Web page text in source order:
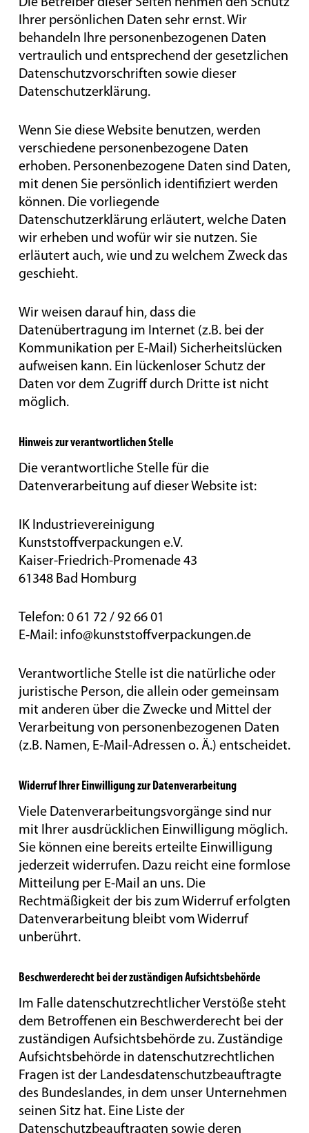
Die Betreiber dieser Seiten nehmen den Schutz
Ihrer persönlichen Daten sehr ernst. Wir
behandeln Ihre personenbezogenen Daten
vertraulich und entsprechend der gesetzlichen
Datenschutzvorschriften sowie dieser
Datenschutzerklärung.
Wenn Sie diese Website benutzen, werden
verschiedene personenbezogene Daten
erhoben. Personenbezogene Daten sind Daten,
mit denen Sie persönlich identifiziert werden
können. Die vorliegende
Datenschutzerklärung erläutert, welche Daten
wir erheben und wofür wir sie nutzen. Sie
erläutert auch, wie und zu welchem Zweck das
geschieht.
Wir weisen darauf hin, dass die
Datenübertragung im Internet (z.B. bei der
Kommunikation per E-Mail) Sicherheitslücken
aufweisen kann. Ein lückenloser Schutz der
Daten vor dem Zugriff durch Dritte ist nicht
möglich.
Hinweis zur verantwortlichen Stelle
Die verantwortliche Stelle für die
Datenverarbeitung auf dieser Website ist:
IK Industrievereinigung
Kunststoffverpackungen e.V.
Kaiser-Friedrich-Promenade 43
61348 Bad Homburg
Telefon: 0 61 72 / 92 66 01
E-Mail: info@kunststoffverpackungen.de
Verantwortliche Stelle ist die natürliche oder
juristische Person, die allein oder gemeinsam
mit anderen über die Zwecke und Mittel der
Verarbeitung von personenbezogenen Daten
(z.B. Namen, E-Mail-Adressen o. Ä.) entscheidet.
Widerruf Ihrer Einwilligung zur Datenverarbeitung
Viele Datenverarbeitungsvorgänge sind nur
mit Ihrer ausdrücklichen Einwilligung möglich.
Sie können eine bereits erteilte Einwilligung
jederzeit widerrufen. Dazu reicht eine formlose
Mitteilung per E-Mail an uns. Die
Rechtmäßigkeit der bis zum Widerruf erfolgten
Datenverarbeitung bleibt vom Widerruf
unberührt.
Beschwerderecht bei der zuständigen Aufsichtsbehörde
Im Falle datenschutzrechtlicher Verstöße steht
dem Betroffenen ein Beschwerderecht bei der
zuständigen Aufsichtsbehörde zu. Zuständige
Aufsichtsbehörde in datenschutzrechtlichen
Fragen ist der Landesdatenschutzbeauftragte
des Bundeslandes, in dem unser Unternehmen
seinen Sitz hat. Eine Liste der
Datenschutzbeauftragten sowie deren